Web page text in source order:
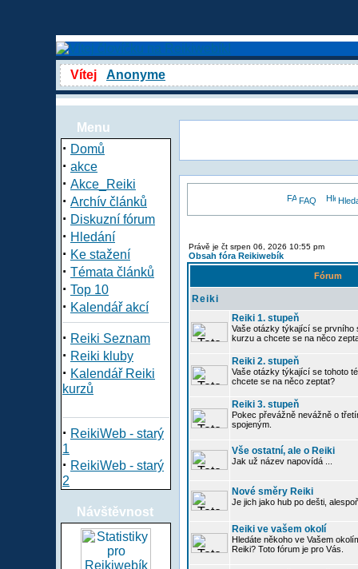
Vítej Anonyme
Menu
· Domů
· akce
· Akce_Reiki
· Archív článků
· Diskuzní fórum
· Hledání
· Ke stažení
· Témata článků
· Top 10
· Kalendář akcí
· Reiki Seznam
· Reiki kluby
· Kalendář Reiki
kurzů
· ReikiWeb - starý
1
· ReikiWeb - starý
2
Návštěvnost
FAQ
Právě je čt srpen 06, 2026 10:55 pm
Obsah fóra Reikiwebík
Fórum
Reiki
Reiki 1. stupeň
Vaše otázky týkající se prvního
kurzu a chcete se na něco
Reiki 2. stupeň
Vaše otázky týkající se tohoto
chcete se na něco zeptat?
Reiki 3. stupeň
Pokec převážně nevážně o
spojeným.
Vše ostatní, ale o Reiki
Jak už název napovídá ...
Nové směry Reiki
Je jich jako hub po dešti,
Reiki ve vašem okolí
Hledáte někoho ve Vašem
Reiki? Toto fórum je pro Vás.